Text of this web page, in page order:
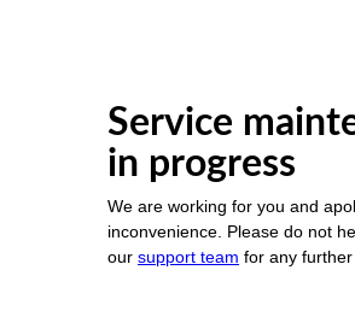
Service
in progress
We are working for you and
inconvenience. Please do not
our support team for any